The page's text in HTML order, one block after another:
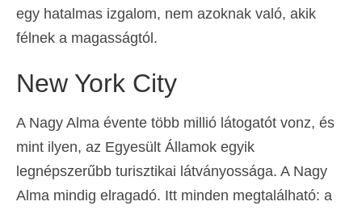
egy hatalmas izgalom, nem azoknak való, akik
félnek a magasságtól.
New York City
A Nagy Alma évente több millió látogatót vonz, és
mint ilyen, az Egyesült Államok egyik
legnépszerűbb turisztikai látványossága. A Nagy
Alma mindig elragadó. Itt minden megtalálható: a